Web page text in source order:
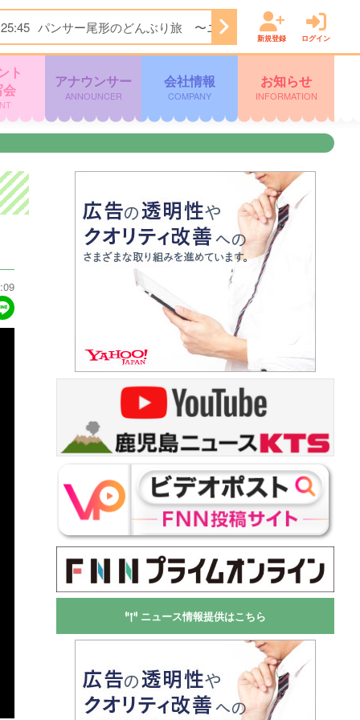
25:45 パンサー尾形のどんぶり旅 〜ニッポンのうまい！にサン
新規登録 ログイン
ト
アナウンサー
ANNOUNCER
会社情報
COMPANY
お知らせ
INFORMATION
ニュース情報提供はこちら